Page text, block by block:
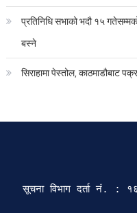
प्रतिनिधि सभाको भदौ १५
बस्ने
सिराहामा पेस्तोल, काठमाडौबाट
सूचना विभाग दर्ता‍ नं. :